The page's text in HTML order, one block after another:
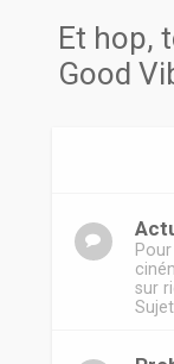
Et hop,
Good
sur